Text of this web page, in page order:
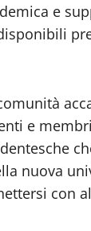
e
e
nuova
con